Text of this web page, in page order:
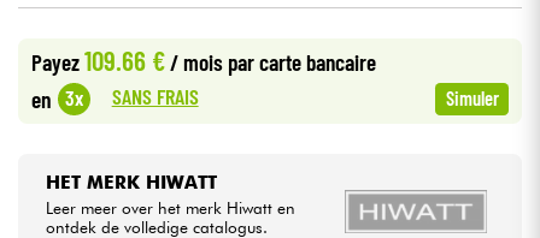
Kabels & toebehoren
Sets
Payez109.66 €/ mois par carte bancaire
en 3x SANS FRAIS Simuler
HET MERK HIWATT
Leer meer over het merk Hiwatt en
ontdek de volledige catalogus.